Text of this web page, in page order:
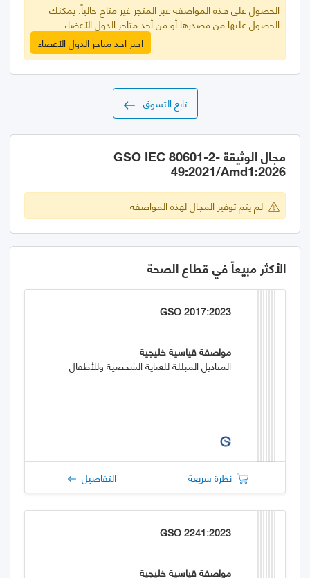
الحصول على هذه المواصفة عبر المتجر غير متاح حالياً. يمكنك
الحصول عليها من مصدرها أو من أحد متاجر الدول الأعضاء.
اختر احد متاجر الدول الأعضاء
تابع التسوق
مجال الوثيقة GSO IEC 80601-2-
49:2021/Amd1:2026
لم يتم توفير المجال لهذه المواصفة
الأكثر مبيعاً في قطاع الصحة
GSO 2017:2023
مواصفة قياسية خليجية
المناديل المبللة للعناية الشخصية وللأطفال
نظرة سريعة التفاصيل
GSO 2241:2023
مواصفة قياسية خليجية